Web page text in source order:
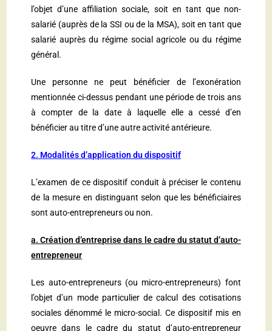
l’objet d’une affiliation sociale, soit en tant que non-
salarié (auprès de la SSI ou de la MSA), soit en tant que
salarié auprès du régime social agricole ou du régime
général.
Une personne ne peut bénéficier de l’exonération
mentionnée ci-dessus pendant une période de trois ans
à compter de la date à laquelle elle a cessé d’en
bénéficier au titre d’une autre activité antérieure.
2. Modalités d’application du dispositif
L’examen de ce dispositif conduit à préciser le contenu
de la mesure en distinguant selon que les bénéficiaires
sont auto-entrepreneurs ou non.
a. Création d’entreprise dans le cadre du statut d’auto-
entrepreneur
Les auto-entrepreneurs (ou micro-entrepreneurs) font
l’objet d’un mode particulier de calcul des cotisations
sociales dénommé le micro-social. Ce dispositif mis en
oeuvre dans le cadre du statut d’auto-entrepreneur